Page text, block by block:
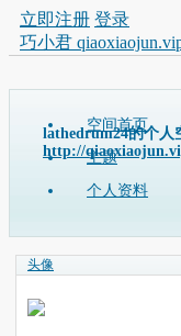
立即注册 登录
巧小君
lathedrum24的个人
http://
空间首页
主题
个人资料
头像